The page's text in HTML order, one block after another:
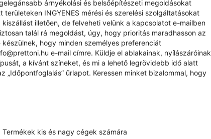
árnyékolási és belsőépítészeti megoldásokat
INGYENES mérési és szerelési szolgáltatásokat
illetően, de felveheti velünk a kapcsolatot e-mailben
talál rá megoldást, úgy, hogy prioritás maradhasson az
hogy minden személyes preferenciát
e-mail címre. Küldje el ablakainak, nyílászáróinak
a kívánt színeket, és mi a lehető legrövidebb idő alatt
„Időpontfoglalás” űrlapot. Keressen minket bizalommal, hogy
Termékek kis és nagy cégek számára